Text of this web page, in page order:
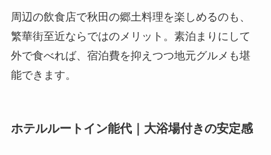
周辺の飲食店で秋田の郷土料理を楽しめるのも、
繁華街至近ならではのメリット。素泊まりにして
外で食べれば、宿泊費を抑えつつ地元グルメも堪
能できます。
ホテルルートイン能代｜大浴場付きの安定感